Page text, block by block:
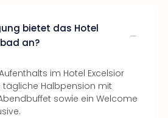
bietet das Hotel
an?
im Hotel Excelsior
Halbpension mit
sowie ein Welcome